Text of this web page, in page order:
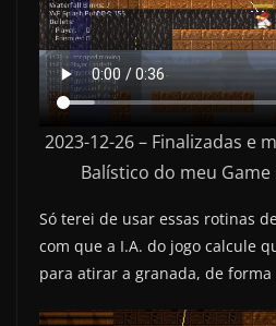
2023-12-26 – Finalizadas e
Balístico do meu Game
Só terei de usar essas rotinas
com que a I.A. do jogo calcule
para atirar a granada, de